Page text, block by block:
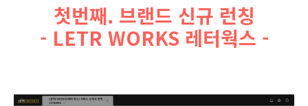
첫번째. 브랜드 신규 런칭
- LETR WORKS 레터웍스 -